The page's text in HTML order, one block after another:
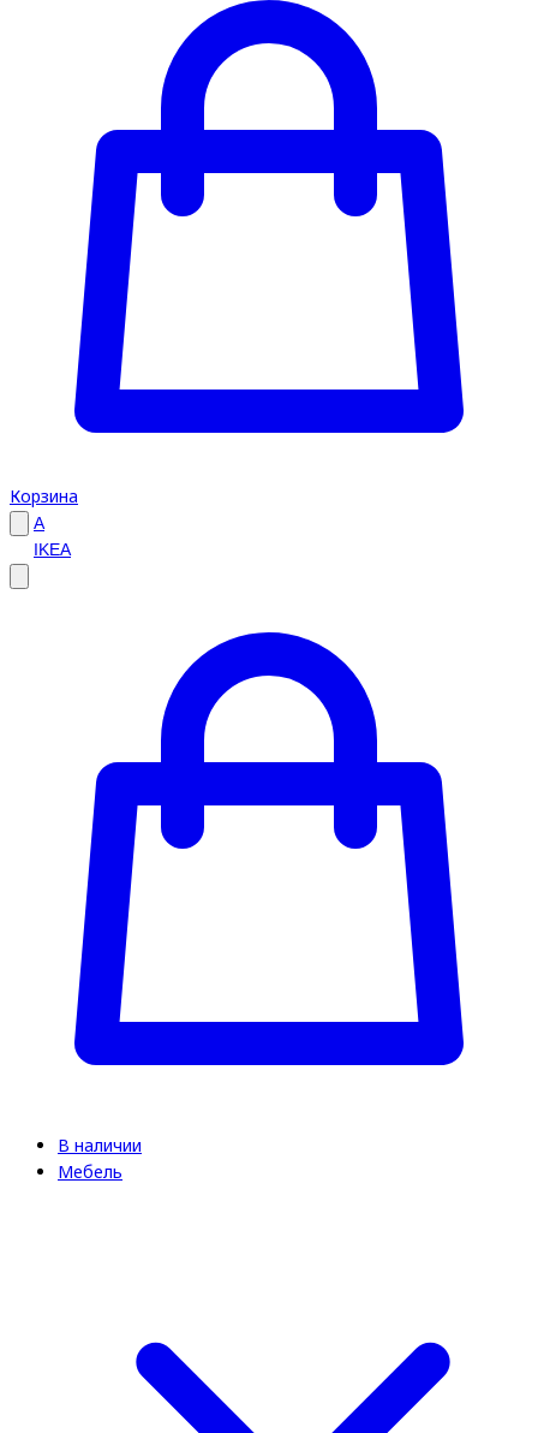
Корзина
A
IKEA
В наличии
Мебель